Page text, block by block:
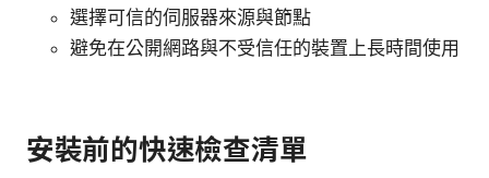
選擇可信的伺服器來源與節點
避免在公開網路與不受信任的裝置上長時間使用
安裝前的快速檢查清單